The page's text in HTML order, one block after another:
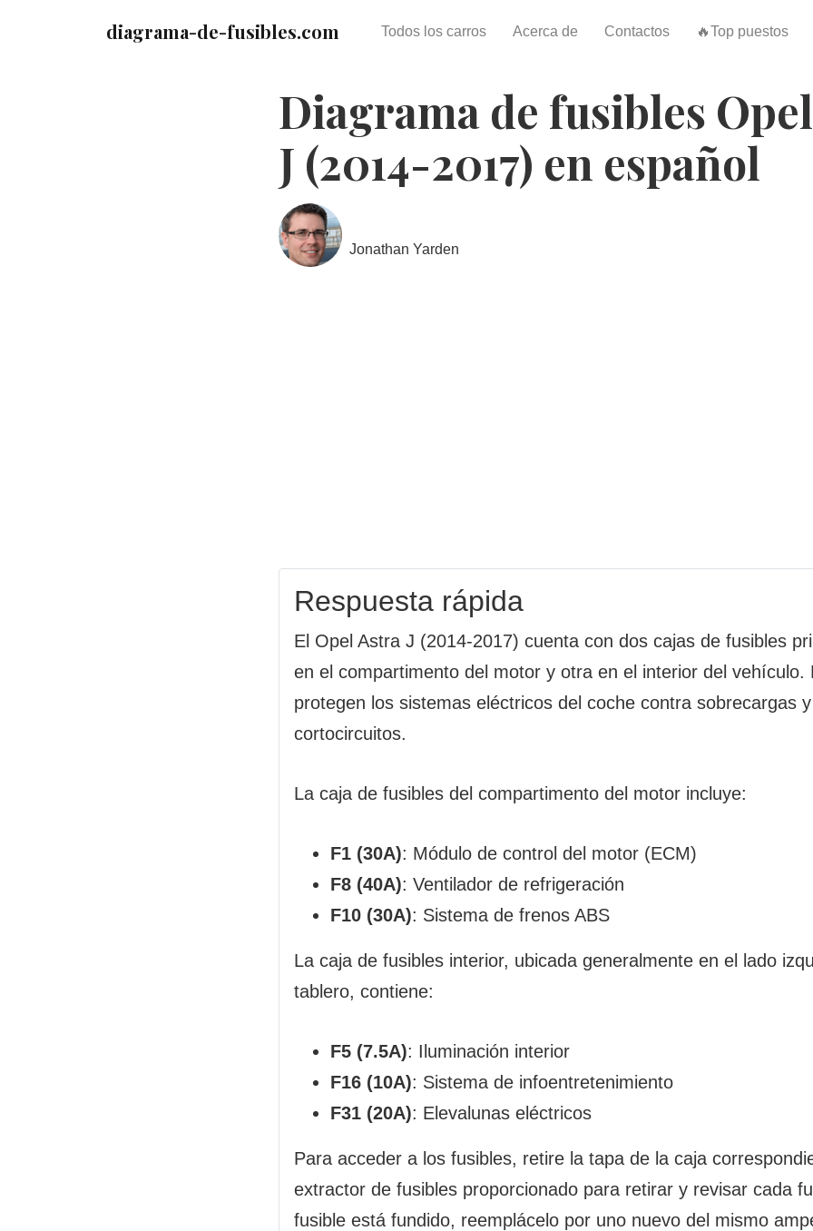
diagrama-de-fusibles.com Todos los carros Acerca de Contactos 🔥Top puestos
Diagrama de fusibles
J (2014-2017) en español
Jonathan Yarden
Respuesta rápida
El Opel Astra J (2014-2017) cuenta con dos cajas de fusibles
en el compartimento del motor y otra en el interior del vehículo.
protegen los sistemas eléctricos del coche contra sobrecargas y
cortocircuitos.
La caja de fusibles del compartimento del motor incluye:
F1 (30A): Módulo de control del motor (ECM)
F8 (40A): Ventilador de refrigeración
F10 (30A): Sistema de frenos ABS
La caja de fusibles interior, ubicada generalmente en el lado
tablero, contiene:
F5 (7.5A): Iluminación interior
F16 (10A): Sistema de infoentretenimiento
F31 (20A): Elevalunas eléctricos
Para acceder a los fusibles, retire la tapa de la caja
extractor de fusibles proporcionado para retirar y revisar cada
fusible está fundido, reemplácelo por uno nuevo del mismo